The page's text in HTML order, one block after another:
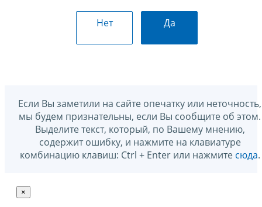
Нет Да
Если Вы заметили на сайте опечатку или неточность,
мы будем признательны, если Вы сообщите об этом.
Выделите текст, который, по Вашему мнению,
содержит ошибку, и нажмите на клавиатуре
комбинацию клавиш: Ctrl + Enter или нажмите сюда.
×